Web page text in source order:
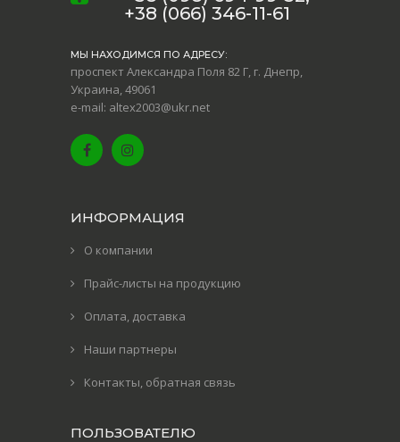
+38 (066) 346-11-61
МЫ НАХОДИМСЯ ПО АДРЕСУ:
проспект Александра Поля 82 Г, г. Днепр,
Украина, 49061
e-mail: altex2003@ukr.net
ИНФОРМАЦИЯ
О компании
Прайс-листы на продукцию
Оплата, доставка
Наши партнеры
Контакты, обратная связь
ПОЛЬЗОВАТЕЛЮ